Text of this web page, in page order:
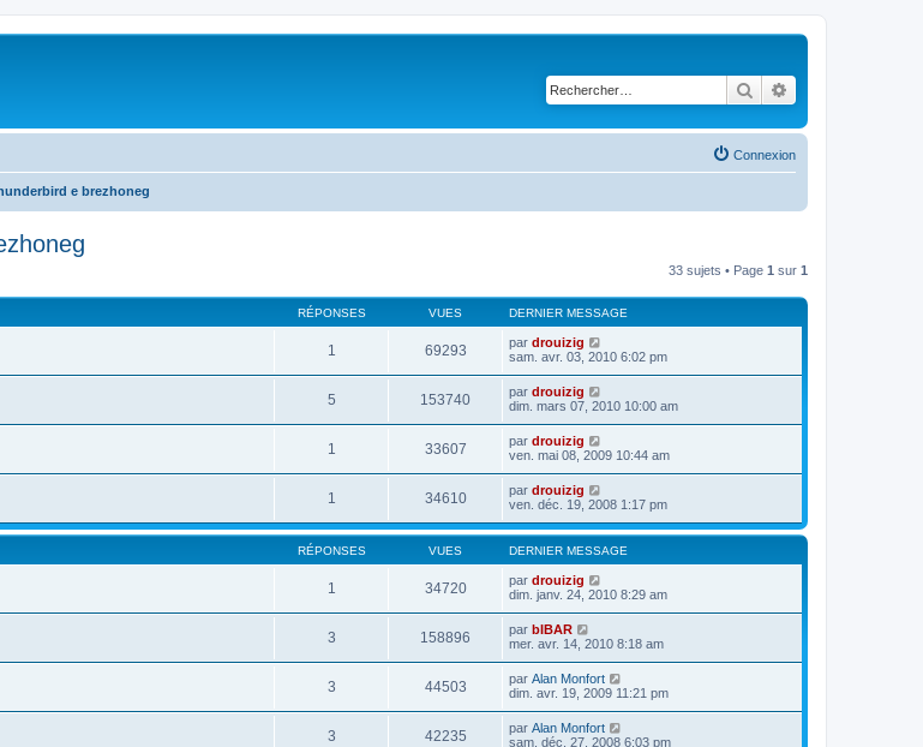
Rechercher
Connexion
e brezhoneg
33 sujets • Page 1 sur 1
RÉPONSES VUES DERNIER MESSAGE
1 69293 par drouizig
sam. avr. 03, 2010 6:02 pm
5 153740 par drouizig
dim. mars 07, 2010 10:00 am
1 33607 par drouizig
ven. mai 08, 2009 10:44 am
1 34610 par drouizig
ven. déc. 19, 2008 1:17 pm
RÉPONSES VUES DERNIER MESSAGE
1 34720 par drouizig
dim. janv. 24, 2010 8:29 am
3 158896 par bIBAR
mer. avr. 14, 2010 8:18 am
3 44503 par Alan Monfort
dim. avr. 19, 2009 11:21 pm
3 42235 par Alan Monfort
sam. déc. 27, 2008 6:03 pm